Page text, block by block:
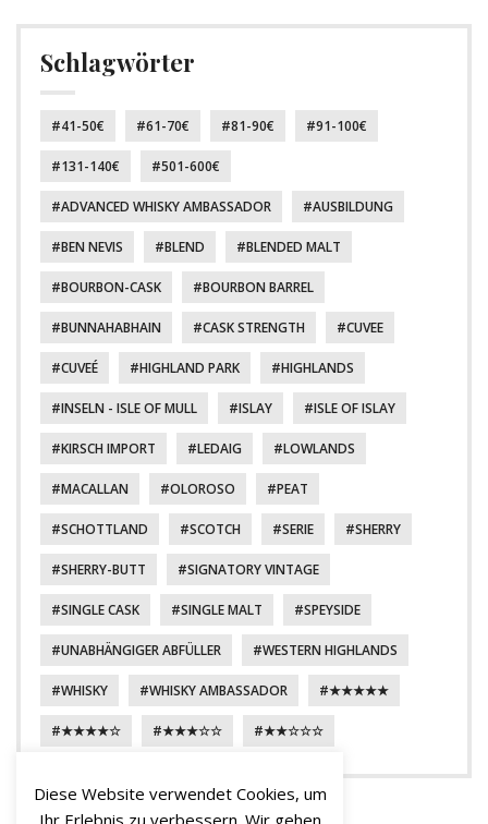
Schlagwörter
41-50€ 61-70€ 81-90€ 91-100€
131-140€ 501-600€
ADVANCED WHISKY AMBASSADOR AUSBILDUNG
BEN NEVIS BLEND BLENDED MALT
BOURBON-CASK BOURBON BARREL
BUNNAHABHAIN CASK STRENGTH CUVEE
CUVEÉ HIGHLAND PARK HIGHLANDS
INSELN - ISLE OF MULL ISLAY ISLE OF ISLAY
KIRSCH IMPORT LEDAIG LOWLANDS
MACALLAN OLOROSO PEAT
SCHOTTLAND SCOTCH SERIE SHERRY
SHERRY-BUTT SIGNATORY VINTAGE
SINGLE CASK SINGLE MALT SPEYSIDE
UNABHÄNGIGER ABFÜLLER WESTERN HIGHLANDS
WHISKY WHISKY AMBASSADOR ★★★★★
★★★★☆ ★★★☆☆ ★★☆☆☆
Diese Website verwendet Cookies, um